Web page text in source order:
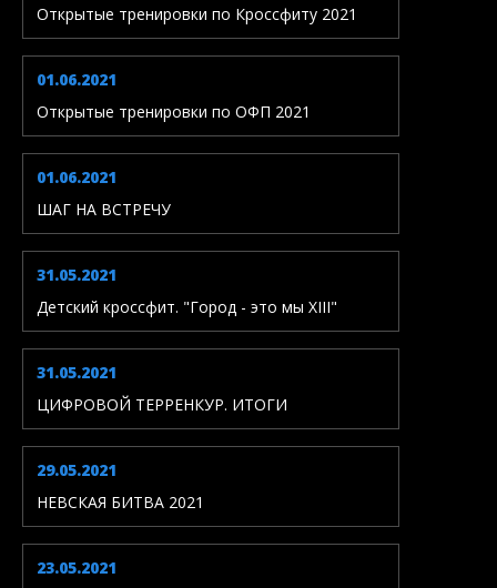
Открытые тренировки по Кроссфиту 2021
01.06.2021
Открытые тренировки по ОФП 2021
01.06.2021
ШАГ НА ВСТРЕЧУ
31.05.2021
Детский кроссфит. "Город - это мы XIII"
31.05.2021
ЦИФРОВОЙ ТЕРРЕНКУР. ИТОГИ
29.05.2021
НЕВСКАЯ БИТВА 2021
23.05.2021